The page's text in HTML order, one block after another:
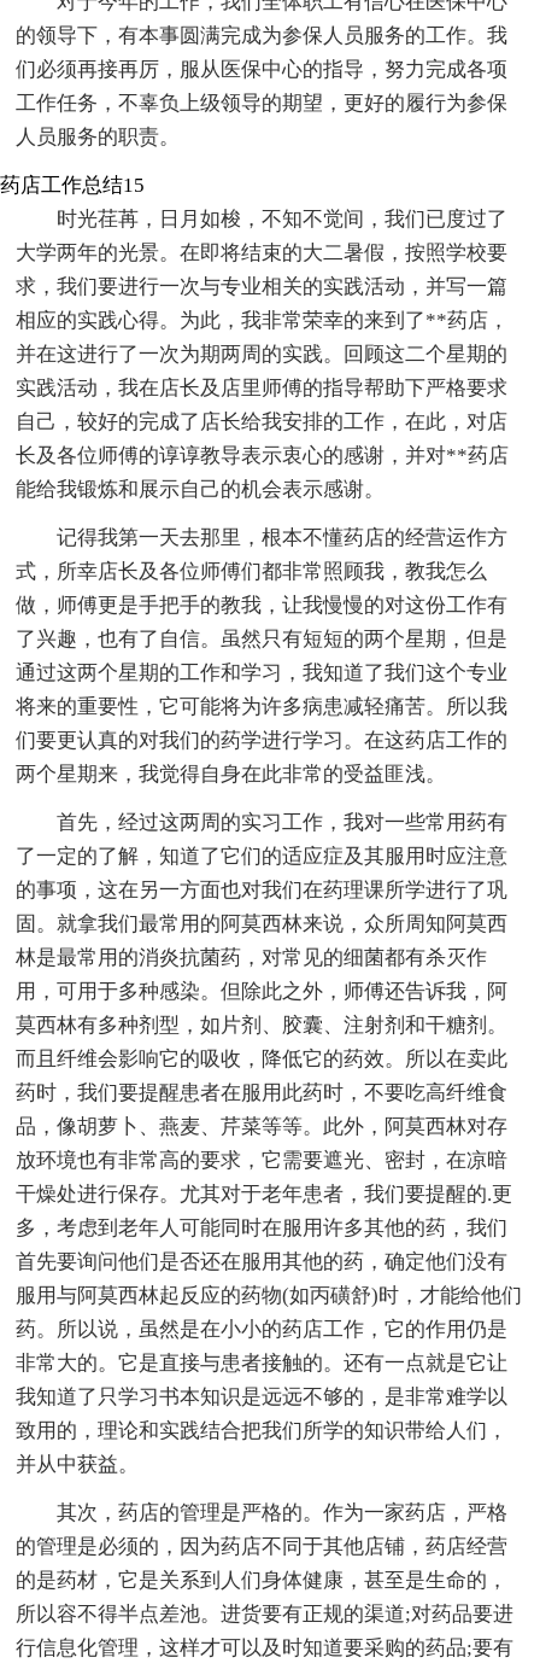
的领导下，有本事圆满完成为参保人员服务的工作。我
们必须再接再厉，服从医保中心的指导，努力完成各项
工作任务，不辜负上级领导的期望，更好的履行为参保
人员服务的职责。
药店工作总结15
时光荏苒，日月如梭，不知不觉间，我们已度过了
大学两年的光景。在即将结束的大二暑假，按照学校要
求，我们要进行一次与专业相关的实践活动，并写一篇
相应的实践心得。为此，我非常荣幸的来到了**药店，
并在这进行了一次为期两周的实践。回顾这二个星期的
实践活动，我在店长及店里师傅的指导帮助下严格要求
自己，较好的完成了店长给我安排的工作，在此，对店
长及各位师傅的谆谆教导表示衷心的感谢，并对**药店
能给我锻炼和展示自己的机会表示感谢。
记得我第一天去那里，根本不懂药店的经营运作方
式，所幸店长及各位师傅们都非常照顾我，教我怎么
做，师傅更是手把手的教我，让我慢慢的对这份工作有
了兴趣，也有了自信。虽然只有短短的两个星期，但是
通过这两个星期的工作和学习，我知道了我们这个专业
将来的重要性，它可能将为许多病患减轻痛苦。所以我
们要更认真的对我们的药学进行学习。在这药店工作的
两个星期来，我觉得自身在此非常的受益匪浅。
首先，经过这两周的实习工作，我对一些常用药有
了一定的了解，知道了它们的适应症及其服用时应注意
的事项，这在另一方面也对我们在药理课所学进行了巩
固。就拿我们最常用的阿莫西林来说，众所周知阿莫西
林是最常用的消炎抗菌药，对常见的细菌都有杀灭作
用，可用于多种感染。但除此之外，师傅还告诉我，阿
莫西林有多种剂型，如片剂、胶囊、注射剂和干糖剂。
而且纤维会影响它的吸收，降低它的药效。所以在卖此
药时，我们要提醒患者在服用此药时，不要吃高纤维食
品，像胡萝卜、燕麦、芹菜等等。此外，阿莫西林对存
放环境也有非常高的要求，它需要遮光、密封，在凉暗
干燥处进行保存。尤其对于老年患者，我们要提醒的.更
多，考虑到老年人可能同时在服用许多其他的药，我们
首先要询问他们是否还在服用其他的药，确定他们没有
服用与阿莫西林起反应的药物(如丙磺舒)时，才能给他们
药。所以说，虽然是在小小的药店工作，它的作用仍是
非常大的。它是直接与患者接触的。还有一点就是它让
我知道了只学习书本知识是远远不够的，是非常难学以
致用的，理论和实践结合把我们所学的知识带给人们，
并从中获益。
其次，药店的管理是严格的。作为一家药店，严格
的管理是必须的，因为药店不同于其他店铺，药店经营
的是药材，它是关系到人们身体健康，甚至是生命的，
所以容不得半点差池。进货要有正规的渠道;对药品要进
行信息化管理，这样才可以及时知道要采购的药品;要有